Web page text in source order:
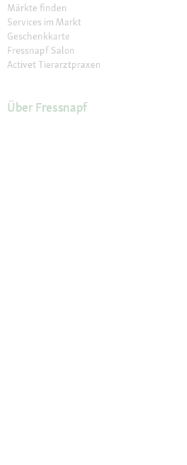
Märkte finden
Services im Markt
Geschenkkarte
Fressnapf Salon
Activet Tierarztpraxen
Über Fressnapf